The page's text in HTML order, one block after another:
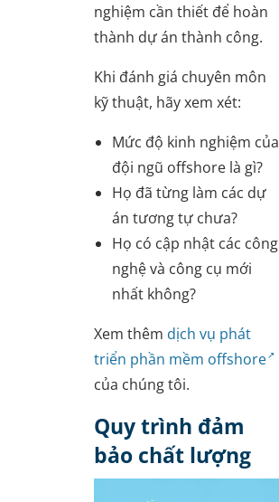
nghiệm cần thiết để hoàn
thành dự án thành công.
Khi đánh giá chuyên môn
kỹ thuật, hãy xem xét:
Mức độ kinh nghiệm của
đội ngũ offshore là gì?
Họ đã từng làm các dự
án tương tự chưa?
Họ có cập nhật các công
nghệ và công cụ mới
nhất không?
Xem thêm dịch vụ phát
triển phần mềm offshore
của chúng tôi.
Quy trình đảm
bảo chất lượng